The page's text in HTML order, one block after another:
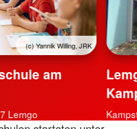
(c) Yannik Willing, JRK
am
Lemgo